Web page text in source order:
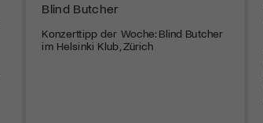
Blind Butcher
Konzerttipp der Woche: Blind Butcher
im Helsinki Klub, Zürich